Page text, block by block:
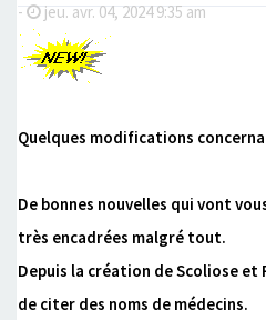
-
jeu. avr. 04, 2024 9:35 am
Quelques modifications
De bonnes nouvelles qui vont
très encadrées malgré tout.
Depuis la création de Scoliose
de citer des noms de médecins.